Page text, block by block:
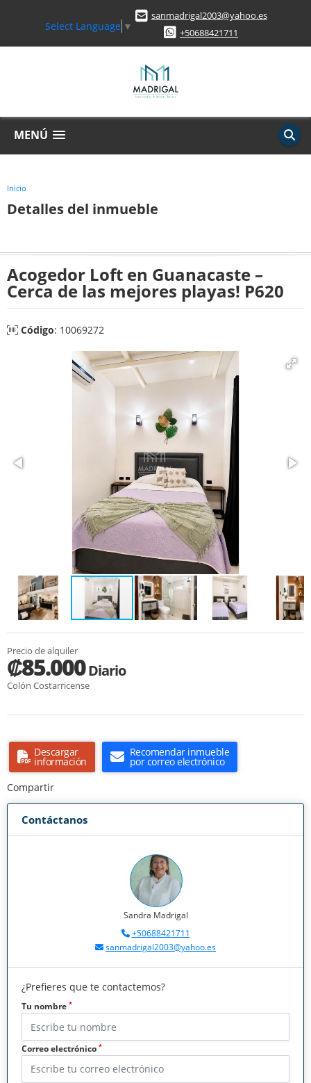
Select Language ▼
sanmadrigal2003@yahoo.es
+50688421711
MENÚ
Inicio
Detalles del inmueble
Acogedor Loft en Guanacaste –
Cerca de las mejores playas! P620
Código: 10069272
Precio de alquiler
₡85.000Diario
Colón Costarricense
Descargar
información
Recomendar inmueble
por correo electrónico
Compartir
Contáctanos
Sandra Madrigal
+50688421711
sanmadrigal2003@yahoo.es
¿Prefieres que te contactemos?
Tu nombre *
Correo electrónico *